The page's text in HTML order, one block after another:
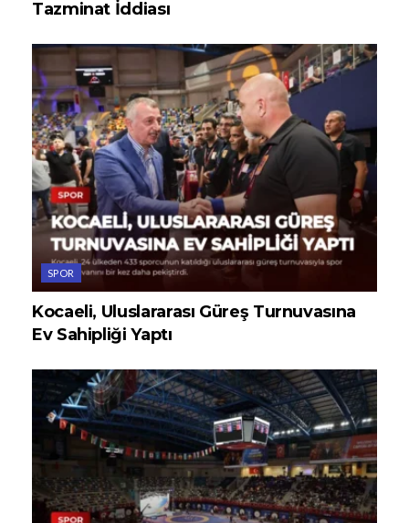
Tazminat İddiası
SPOR
Kocaeli, Uluslararası Güreş Turnuvasına
Ev Sahipliği Yaptı